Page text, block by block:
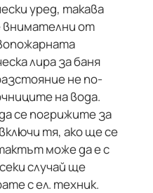
уред, такава
внимателни от
лира за баня
не по-
на вода.
се погрижите за
тя, ако ще се
може да е с
случай ще
с ел. техник.